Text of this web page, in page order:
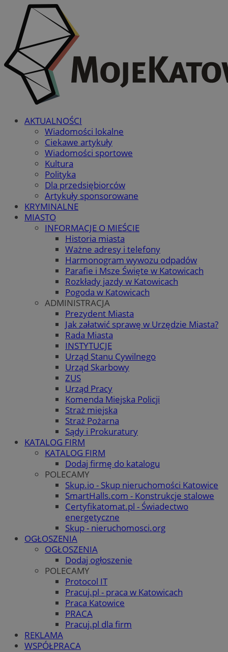
AKTUALNOŚCI
Wiadomości lokalne
Ciekawe artykuły
Wiadomości sportowe
Kultura
Polityka
Dla przedsiębiorców
Artykuły sponsorowane
KRYMINALNE
MIASTO
INFORMACJE O MIEŚCIE
Historia miasta
Ważne adresy i telefony
Harmonogram wywozu odpadów
Parafie i Msze Święte w Katowicach
Rozkłady jazdy w Katowicach
Pogoda w Katowicach
ADMINISTRACJA
Prezydent Miasta
Jak załatwić sprawę w Urzędzie Miasta?
Rada Miasta
INSTYTUCJE
Urząd Stanu Cywilnego
Urząd Skarbowy
ZUS
Urząd Pracy
Komenda Miejska Policji
Straż miejska
Straż Pożarna
Sądy i Prokuratury
KATALOG FIRM
KATALOG FIRM
Dodaj firmę do katalogu
POLECAMY
Skup.io - Skup nieruchomości Katowice
SmartHalls.com - Konstrukcje stalowe
Certyfikatomat.pl - Świadectwo
energetyczne
Skup - nieruchomosci.org
OGŁOSZENIA
OGŁOSZENIA
Dodaj ogłoszenie
POLECAMY
Protocol IT
Pracuj.pl - praca w Katowicach
Praca Katowice
PRACA
Pracuj.pl dla firm
REKLAMA
WSPÓŁPRACA